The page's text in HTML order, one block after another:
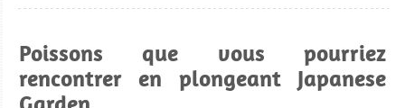
Poissons que vous pourriez
rencontrer en plongeant Japanese